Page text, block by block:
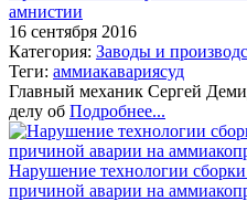
амнистии
16 сентября 2016
Категория: Заводы и
Теги: аммиакавариясуд
Главный механик Сергей
делу об Подробнее...
Нарушение технологии
причиной аварии на